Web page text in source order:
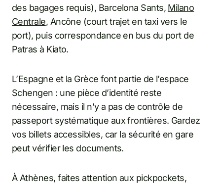
des bagages requis), Barcelona Sants, Milano
Centrale, Ancône (court trajet en taxi vers le
port), puis correspondance en bus du port de
Patras à Kiato.
L’Espagne et la Grèce font partie de l’espace
Schengen : une pièce d’identité reste
nécessaire, mais il n’y a pas de contrôle de
passeport systématique aux frontières. Gardez
vos billets accessibles, car la sécurité en gare
peut vérifier les documents.
À Athènes, faites attention aux pickpockets,